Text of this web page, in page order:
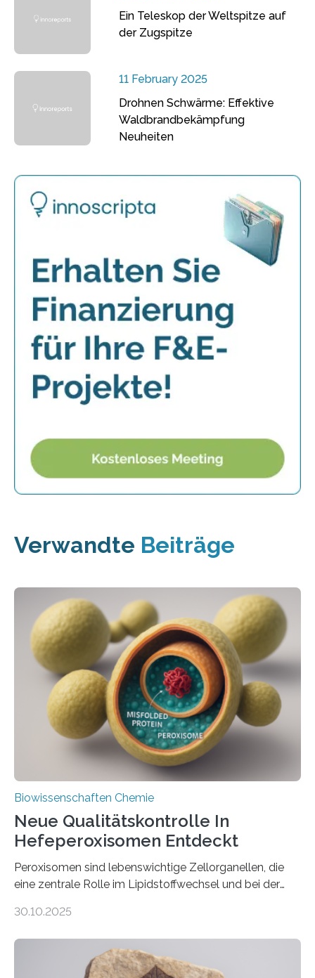
Ein Teleskop der Weltspitze auf
der Zugspitze
11 February 2025
Drohnen Schwärme: Effektive
Waldbrandbekämpfung
Neuheiten
Verwandte Beiträge
Biowissenschaften Chemie
Neue Qualitätskontrolle In
Hefeperoxisomen Entdeckt
Peroxisomen sind lebenswichtige Zellorganellen, die
eine zentrale Rolle im Lipidstoffwechsel und bei der
erfüllen können, müssen zahlreiche Enzyme präzise in
der Ruhr-Universität Bochum um Prof. Dr. Ralf Erdmann
und Dr. Ismaila Francis Yusuf hat nun einen bislang
30.10.2025